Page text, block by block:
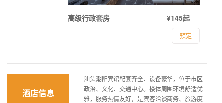
高级行政套房 ¥145起
预定
酒店信息
汕头潮阳宾馆配套齐全、设备豪华，位于市区
政治、文化、交通中心。楼体周围环境舒适优
雅，服务热情友好，是宾客洽谈商务、旅游度